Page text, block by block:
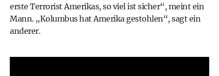
erste Terrorist Amerikas, so viel ist sicher“, meint ein
Mann. „Kolumbus hat Amerika gestohlen“, sagt ein
anderer.